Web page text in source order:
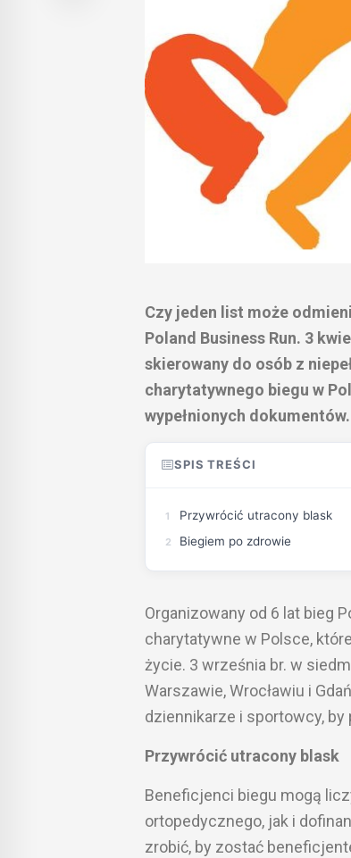
Czy jeden list może
Poland Business Run. 3
skierowany do osób z
charytatywnego biegu w
wypełnionych
SPIS TREŚCI
Przywrócić utracony blask
Biegiem po zdrowie
Organizowany od 6 lat bieg
charytatywne w Polsce,
życie. 3 września br. w
Warszawie, Wrocławiu i
dziennikarze i sportowcy,
Przywrócić utracony blask
Beneficjenci biegu mogą
ortopedycznego, jak i
zrobić, by zostać